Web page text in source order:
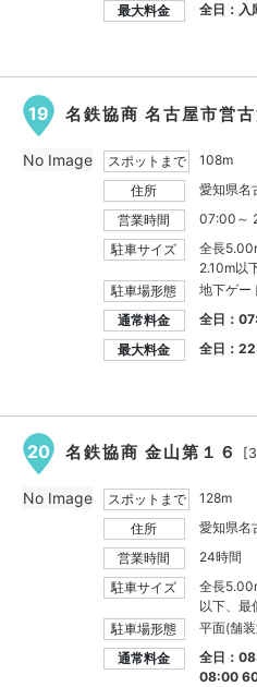
最大料金
全日：入
19 名鉄協商 名古屋市営
スポットまで
108m
住所
愛知県名
営業時間
07:00～
駐車サイズ
全長
2.10m以
駐車場形態
地下ゲー
通常料金
全日：
最大料金
全日：
No Image
20 名鉄協商 金山第１６
スポットまで
128m
住所
愛知県名
営業時間
24時間
駐車サイズ
全長
以下、最
駐車場形態
平面(舗
通常料金
全日：
08:00
No Image